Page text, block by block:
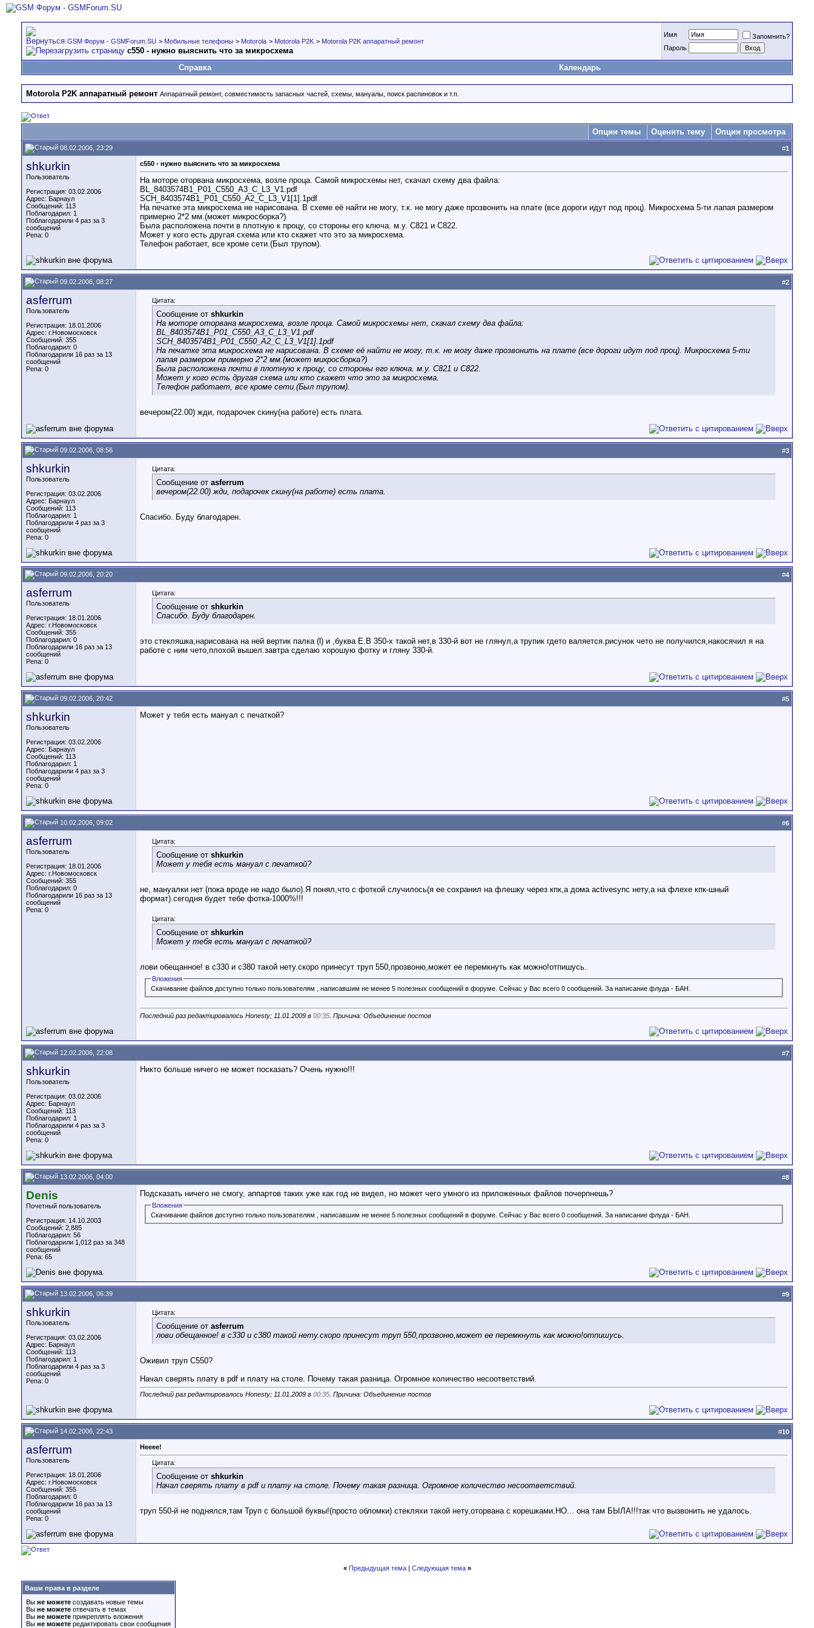
GSM Форум - GSMForum.SU > Мобильные телефоны > Motorola > Motorola P2K > Motorola P2K аппаратный ремонт
c550 - нужно выяснить что за микросхема
Имя
Запомнить?
Пароль
Справка Календарь
Motorola P2K аппаратный ремонт Аппаратный ремонт, совместимость запасных частей, схемы, мануалы, поиск распиновок и т.п.
Опции темы Оценить тему Опции просмотра
08.02.2006, 23:29 #1
shkurkin
Пользователь
Регистрация: 03.02.2006
Адрес: Барнаул
Сообщений: 113
Поблагодарил: 1
Поблагодарили 4 раз за 3
сообщений
Репа: 0
c550 - нужно выяснить что за микросхема
На моторе оторвана микросхема, возле проца. Самой микросхемы нет, скачал схему два файла:
BL_8403574B1_P01_C550_A3_C_L3_V1.pdf
SCH_8403574B1_P01_C550_A2_C_L3_V1[1].1pdf
На печатке эта микросхема не нарисована. В схеме её найти не могу, т.к. не могу даже прозвонить на плате (все дороги идут под проц). Микросхема 5-ти лапая размером
примерно 2*2 мм.(может микросборка?)
Была расположена почти в плотную к процу, со стороны его ключа. м.у. С821 и С822.
Может у кого есть другая схема или кто скажет что это за микросхема.
Телефон работает, все кроме сети.(Был трупом).
09.02.2006, 08:27 #2
asferrum
Пользователь
Регистрация: 18.01.2006
Адрес: г.Новомосковск
Сообщений: 355
Поблагодарил: 0
Поблагодарили 16 раз за 13
сообщений
Репа: 0
Цитата:
Сообщение от shkurkin
На моторе оторвана микросхема, возле проца. Самой микросхемы нет, скачал схему два файла:
BL_8403574B1_P01_C550_A3_C_L3_V1.pdf
SCH_8403574B1_P01_C550_A2_C_L3_V1[1].1pdf
На печатке эта микросхема не нарисована. В схеме её найти не могу, т.к. не могу даже прозвонить на плате (все дороги идут под проц). Микросхема 5-ти
лапая размером примерно 2*2 мм.(может микросборка?)
Была расположена почти в плотную к процу, со стороны его ключа. м.у. С821 и С822.
Может у кого есть другая схема или кто скажет что это за микросхема.
Телефон работает, все кроме сети.(Был трупом).
вечером(22.00) жди, подарочек скину(на работе) есть плата.
09.02.2006, 08:56 #3
shkurkin
Пользователь
Регистрация: 03.02.2006
Адрес: Барнаул
Сообщений: 113
Поблагодарил: 1
Поблагодарили 4 раз за 3
сообщений
Репа: 0
Цитата:
Сообщение от asferrum
вечером(22.00) жди, подарочек скину(на работе) есть плата.
Спасибо. Буду благодарен.
09.02.2006, 20:20 #4
asferrum
Пользователь
Регистрация: 18.01.2006
Адрес: г.Новомосковск
Сообщений: 355
Поблагодарил: 0
Поблагодарили 16 раз за 13
сообщений
Репа: 0
Цитата:
Сообщение от shkurkin
Спасибо. Буду благодарен.
это стекляшка,нарисована на ней вертик палка (l) и ,буква Е.В 350-х такой нет,в 330-й вот не глянул,а трупик гдето валяется.рисунок чето не получился,накосячил я на
работе с ним чето,плохой вышел.завтра сделаю хорошую фотку и гляну 330-й.
09.02.2006, 20:42 #5
shkurkin
Пользователь
Регистрация: 03.02.2006
Адрес: Барнаул
Сообщений: 113
Поблагодарил: 1
Поблагодарили 4 раз за 3
сообщений
Репа: 0
Может у тебя есть мануал с печаткой?
10.02.2006, 09:02 #6
asferrum
Пользователь
Регистрация: 18.01.2006
Адрес: г.Новомосковск
Сообщений: 355
Поблагодарил: 0
Поблагодарили 16 раз за 13
сообщений
Репа: 0
Цитата:
Сообщение от shkurkin
Может у тебя есть мануал с печаткой?
не, мануалки нет (пока вроде не надо было).Я понял,что с фоткой случилось(я ее сохранил на флешку через кпк,а дома activesync нету,а на флехе кпк-шный
формат).сегодня будет тебе фотка-1000%!!!
Цитата:
Сообщение от shkurkin
Может у тебя есть мануал с печаткой?
лови обещанное! в с330 и с380 такой нету.скоро принесут труп 550,прозвоню,может ее перемкнуть как можно!отпишусь.
Вложения
Скачивание файлов доступно только пользователям , написавшим не менее 5 полезных сообщений в форуме. Сейчас у Вас всего 0 сообщений. За написание флуда - БАН.
Последний раз редактировалось Honesty; 11.01.2009 в 00:35 . Причина: Объединение постов
12.02.2006, 22:08 #7
shkurkin
Пользователь
Регистрация: 03.02.2006
Адрес: Барнаул
Сообщений: 113
Поблагодарил: 1
Поблагодарили 4 раз за 3
сообщений
Репа: 0
Никто больше ничего не может посказать? Очень нужно!!!
13.02.2006, 04:00 #8
Denis
Почетный пользователь
Регистрация: 14.10.2003
Сообщений: 2,885
Поблагодарил: 56
Поблагодарили 1,012 раз за 348
сообщений
Репа: 65
Подсказать ничего не смогу, аппартов таких уже как год не видел, но может чего умного из приложенных файлов почерпнешь?
Вложения
Скачивание файлов доступно только пользователям , написавшим не менее 5 полезных сообщений в форуме. Сейчас у Вас всего 0 сообщений. За написание флуда - БАН.
13.02.2006, 06:39 #9
shkurkin
Пользователь
Регистрация: 03.02.2006
Адрес: Барнаул
Сообщений: 113
Поблагодарил: 1
Поблагодарили 4 раз за 3
сообщений
Репа: 0
Цитата:
Сообщение от asferrum
лови обещанное! в с330 и с380 такой нету.скоро принесут труп 550,прозвоню,может ее перемкнуть как можно!отпишусь.
Оживил труп C550?
Начал сверять плату в pdf и плату на столе. Почему такая разница. Огромное количество несоответствий.
Последний раз редактировалось Honesty; 11.01.2009 в 00:35 . Причина: Объединение постов
14.02.2006, 22:43 #10
asferrum
Пользователь
Регистрация: 18.01.2006
Адрес: г.Новомосковск
Сообщений: 355
Поблагодарил: 0
Поблагодарили 16 раз за 13
сообщений
Репа: 0
Heeee!
Цитата:
Сообщение от shkurkin
Начал сверять плату в pdf и плату на столе. Почему такая разница. Огромное количество несоответствий.
труп 550-й не поднялся,там Труп с большой буквы!(просто обломки) стекляхи такой нету,оторвана с корешками.НО... она там БЫЛА!!!так что вызвонить не удалось.
« Предыдущая тема| Следующая тема »
Ваши права в разделе
Вы не можете создавать новые темы
Вы не можете отвечать в темах
Вы не можете прикреплять вложения
Вы не можете редактировать свои сообщения